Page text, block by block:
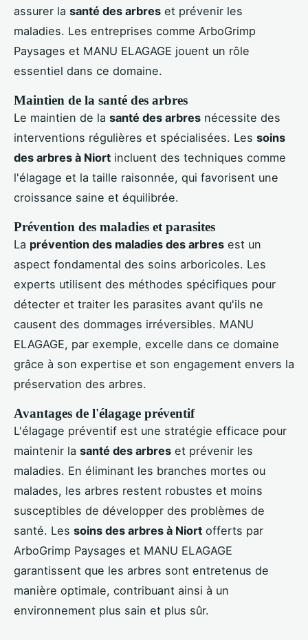
assurer la santé des arbres et prévenir les
maladies. Les entreprises comme ArboGrimp
Paysages et MANU ELAGAGE jouent un rôle
essentiel dans ce domaine.
Maintien de la santé des arbres
Le maintien de la santé des arbres nécessite des
interventions régulières et spécialisées. Les soins
des arbres à Niort incluent des techniques comme
l'élagage et la taille raisonnée, qui favorisent une
croissance saine et équilibrée.
Prévention des maladies et parasites
La prévention des maladies des arbres est un
aspect fondamental des soins arboricoles. Les
experts utilisent des méthodes spécifiques pour
détecter et traiter les parasites avant qu'ils ne
causent des dommages irréversibles. MANU
ELAGAGE, par exemple, excelle dans ce domaine
grâce à son expertise et son engagement envers la
préservation des arbres.
Avantages de l'élagage préventif
L'élagage préventif est une stratégie efficace pour
maintenir la santé des arbres et prévenir les
maladies. En éliminant les branches mortes ou
malades, les arbres restent robustes et moins
susceptibles de développer des problèmes de
santé. Les soins des arbres à Niort offerts par
ArboGrimp Paysages et MANU ELAGAGE
garantissent que les arbres sont entretenus de
manière optimale, contribuant ainsi à un
environnement plus sain et plus sûr.